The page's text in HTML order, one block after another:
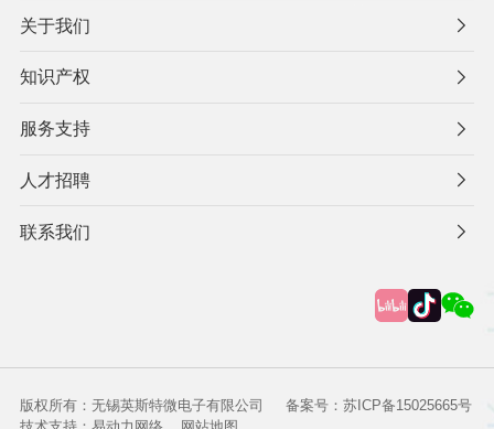
关于我们
知识产权
服务支持
人才招聘
联系我们
版权所有：无锡英斯特微电子有限公司 备案号：苏ICP备15025665号